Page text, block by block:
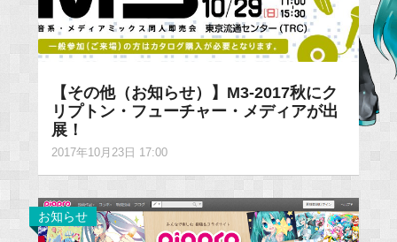
【その他（お知らせ）】M3-2017秋にク
リプトン・フューチャー・メディアが出
展！
2017年10月23日 17:00
お知らせ